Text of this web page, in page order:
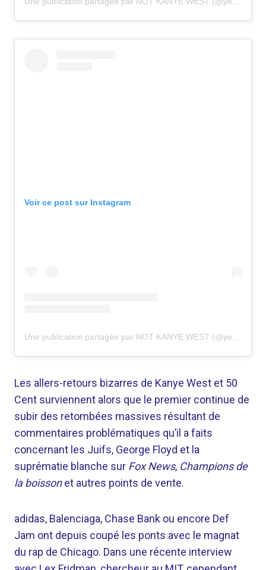
Voir ce post sur Instagram
Les allers-retours bizarres de Kanye West et 50
Cent surviennent alors que le premier continue de
subir des retombées massives résultant de
commentaires problématiques qu’il a faits
concernant les Juifs, George Floyd et la
suprématie blanche sur Fox News, Champions de
la boissonet autres points de vente.
adidas, Balenciaga, Chase Bank ou encore Def
Jam ont depuis coupé les ponts avec le magnat
du rap de Chicago. Dans une récente interview